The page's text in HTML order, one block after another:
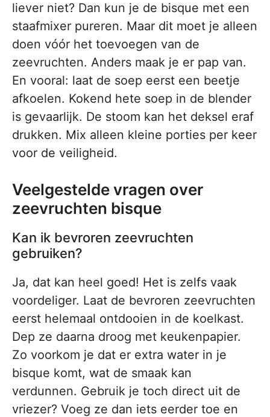
liever niet? Dan kun je de bisque met een
staafmixer pureren. Maar dit moet je alleen
doen vóór het toevoegen van de
zeevruchten. Anders maak je er pap van.
En vooral: laat de soep eerst een beetje
afkoelen. Kokend hete soep in de blender
is gevaarlijk. De stoom kan het deksel eraf
drukken. Mix alleen kleine porties per keer
voor de veiligheid.
Veelgestelde vragen over
zeevruchten bisque
Kan ik bevroren zeevruchten
gebruiken?
Ja, dat kan heel goed! Het is zelfs vaak
voordeliger. Laat de bevroren zeevruchten
eerst helemaal ontdooien in de koelkast.
Dep ze daarna droog met keukenpapier.
Zo voorkom je dat er extra water in je
bisque komt, wat de smaak kan
verdunnen. Gebruik je toch direct uit de
vriezer? Voeg ze dan iets eerder toe en